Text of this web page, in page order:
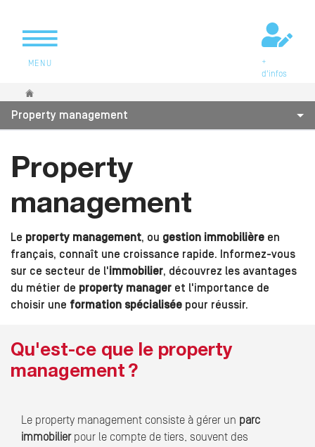
MENU
+
d'infos
Vous êtes ici
Property management
Property
management
Le property management, ou gestion immobilière en
français, connaît une croissance rapide. Informez-vous
sur ce secteur de l'immobilier, découvrez les avantages
du métier de property manager et l'importance de
choisir une formation spécialisée pour réussir.
Qu'est-ce que le property
management ?
Le property management consiste à gérer un parc
immobilierpour le compte de tiers, souvent des